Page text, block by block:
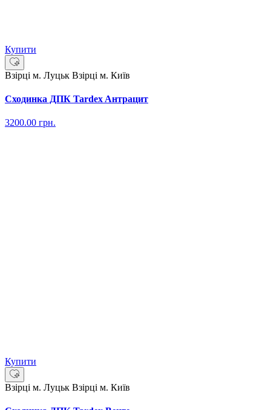
Купити
Взірці м. Луцьк Взірці м. Київ
Сходинка ДПК Tardex Aнтрацит
3200.00 грн.
Купити
Взірці м. Луцьк Взірці м. Київ